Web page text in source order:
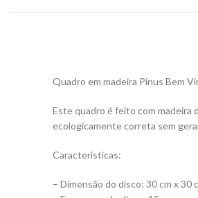
Quadro em madeira Pinus Bem
Este quadro é feito com madeira
ecologicamente correta sem
Características:
– Dimensão do disco: 30 cm x 30